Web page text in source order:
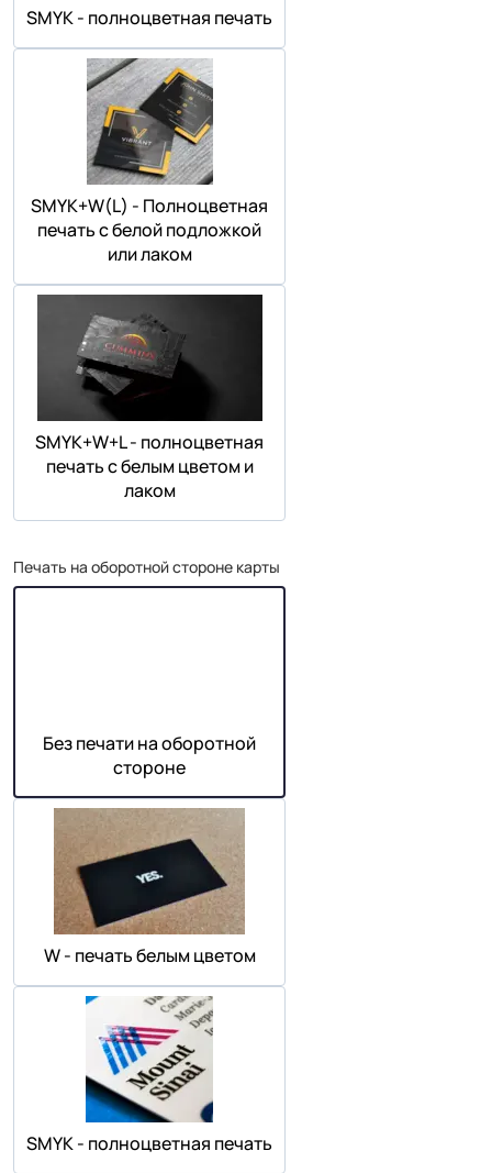
SMYK - полноцветная печать
SMYK+W(L) - Полноцветная
печать с белой подложкой
или лаком
SMYK+W+L - полноцветная
печать с белым цветом и
лаком
Печать на оборотной стороне карты
Без печати на оборотной
стороне
W - печать белым цветом
SMYK - полноцветная печать